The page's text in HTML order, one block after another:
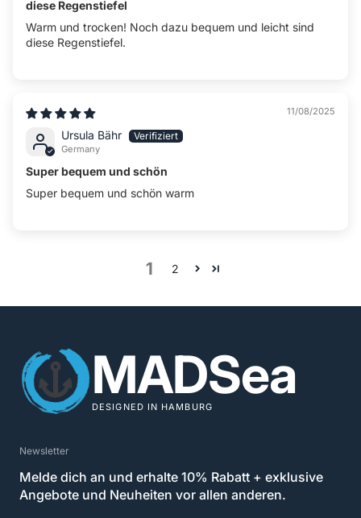
diese Regenstiefel
Warm und trocken! Noch dazu bequem und leicht sind
diese Regenstiefel.
11/08/2025
Ursula Bähr
Germany
Super bequem und schön
Super bequem und schön warm
1 2
MADSea
DESIGNED IN HAMBURG
Newsletter
Melde dich an und erhalte 10% Rabatt + exklusive
Angebote und Neuheiten vor allen anderen.